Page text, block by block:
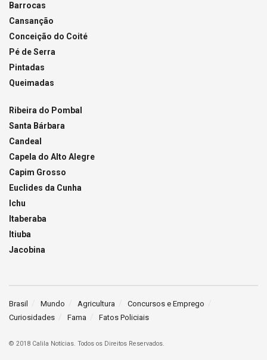
Barrocas
Cansanção
Conceição do Coité
Pé de Serra
Pintadas
Queimadas
Ribeira do Pombal
Santa Bárbara
Candeal
Capela do Alto Alegre
Capim Grosso
Euclides da Cunha
Ichu
Itaberaba
Itiuba
Jacobina
Brasil Mundo Agricultura
Concursos e Emprego
Curiosidades
Fama Fatos Policiais
© 2018 Calila Notícias. Todos os Direitos Reservados.